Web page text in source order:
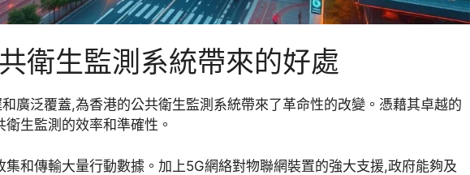
衛生監測系統帶來的好處
廣泛覆蓋,為香港的公共衛生監測系統帶來了革命性的改變。憑藉其卓越的
生監測的效率和準確性。
和傳輸大量行動數據。加上5G網絡對物聯網裝置的強大支援,政府能夠及